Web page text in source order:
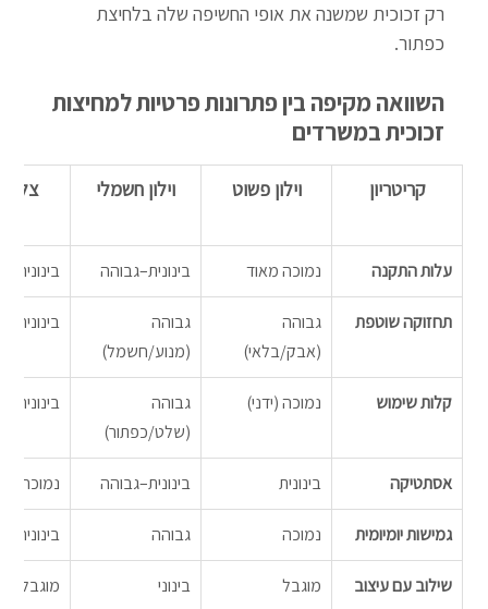
רק זכוכית שמשנה את אופי החשיפה שלה בלחיצת
כפתור.
השוואה מקיפה בין פתרונות פרטיות למחיצות
זכוכית במשרדים
קריטריון וילון פשוט וילון חשמלי צלון
עלות התקנה נמוכה מאוד בינונית–גבוהה בינונית
תחזוקה שוטפת
גבוהה
(אבק/בלאי)
גבוהה
(מנוע/חשמל)
בינונית
קלות שימוש נמוכה (ידני)
גבוהה
(שלט/כפתור)
בינונית
אסתטיקה בינונית בינונית–גבוהה נמוכה
גמישות יומיומית נמוכה גבוהה בינונית
שילוב עם עיצוב מוגבל בינוני מוגבל